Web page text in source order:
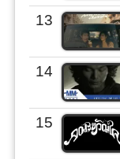
13
14
15